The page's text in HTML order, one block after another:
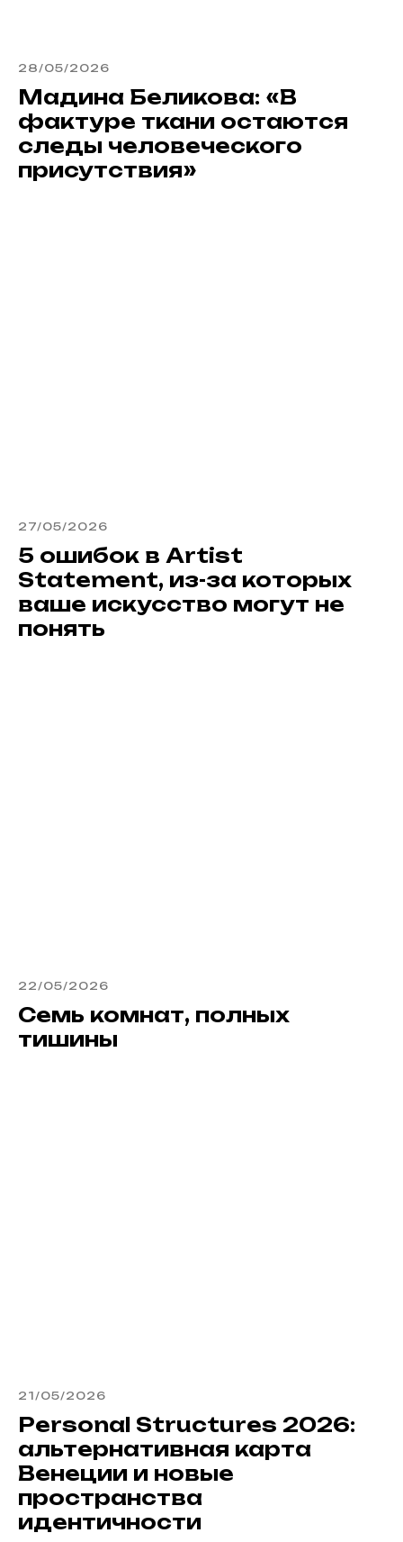
28/05/2026
Мадина Беликова: «В
фактуре ткани остаются
следы человеческого
присутствия»
27/05/2026
5 ошибок в Artist
Statement, из-за которых
ваше искусство могут не
понять
22/05/2026
Семь комнат, полных
тишины
21/05/2026
Personal Structures 2026:
альтернативная карта
Венеции и новые
пространства
идентичности